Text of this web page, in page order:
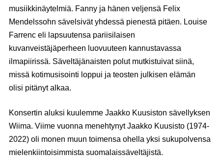
musiikkinäytelmiä. Fanny ja hänen veljensä Felix
Mendelssohn sävelsivät yhdessä pienestä pitäen. Louise
Farrenc eli lapsuutensa pariisilaisen
kuvanveistäjäperheen luovuuteen kannustavassa
ilmapiirissä. Säveltäjänaisten polut mutkistuivat siinä,
missä kotimusisointi loppui ja teosten julkisen elämän
olisi pitänyt alkaa.
Konsertin aluksi kuulemme Jaakko Kuusiston sävellyksen
Wiima. Viime vuonna menehtynyt Jaakko Kuusisto (1974-
2022) oli monen muun toimensa ohella yksi sukupolvensa
mielenkiintoisimmista suomalaissäveltäjistä.